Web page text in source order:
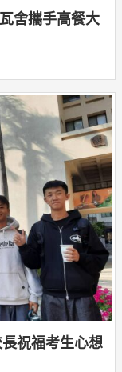
舍攜手高餐大
祝福考生心想